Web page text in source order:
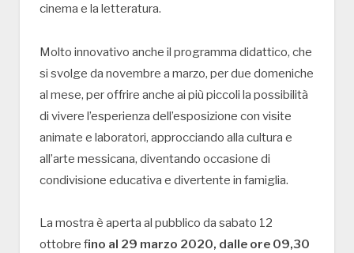
cinema e la letteratura.
Molto innovativo anche il programma didattico, che
si svolge da novembre a marzo, per due domeniche
al mese, per offrire anche ai più piccoli la possibilità
di vivere l’esperienza dell’esposizione con visite
animate e laboratori, approcciando alla cultura e
all’arte messicana, diventando occasione di
condivisione educativa e divertente in famiglia.
La mostra è aperta al pubblico da sabato 12
ottobre fino al 29 marzo 2020, dalle ore 09,30